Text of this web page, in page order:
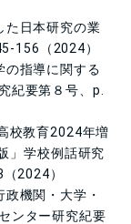
た日本研究の業
156（2024）
の指導に関する
紀要第８号、p.
校教育2024年増
」学校例話研究
2024）
政機関・大学・
ンター研究紀要